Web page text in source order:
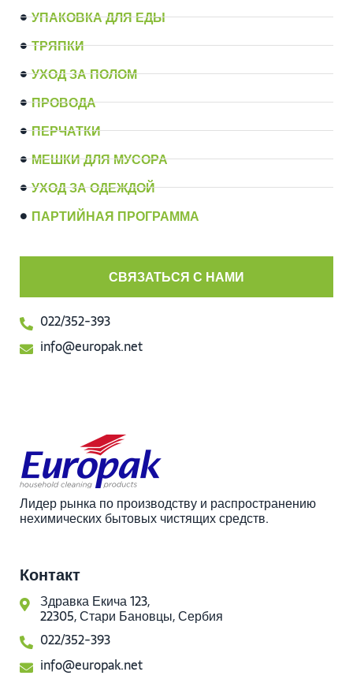
УПАКОВКА ДЛЯ ЕДЫ
ТРЯПКИ
УХОД ЗА ПОЛОМ
ПРОВОДА
ПЕРЧАТКИ
МЕШКИ ДЛЯ МУСОРА
УХОД ЗА ОДЕЖДОЙ
ПАРТИЙНАЯ ПРОГРАММА
СВЯЗАТЬСЯ С НАМИ
022/352-393
info@europak.net
Лидер рынка по производству и распространению
нехимических бытовых чистящих средств.
Контакт
Здравка Екича 123,
22305, Стари Бановцы, Сербия
022/352-393
info@europak.net